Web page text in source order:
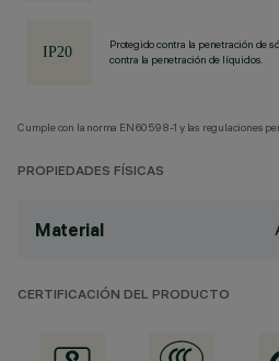
Protegido contra la penetración de
contra la penetración de líquidos.
Cumple con la norma EN60598-1 y las regulaciones
PROPIEDADES FÍSICAS
Material
CERTIFICACIÓN DEL PRODUCTO